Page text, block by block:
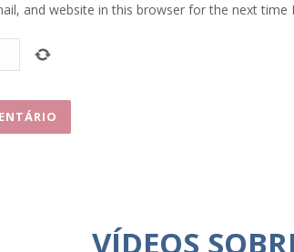
and website in this browser for the next time
VÍDEOS